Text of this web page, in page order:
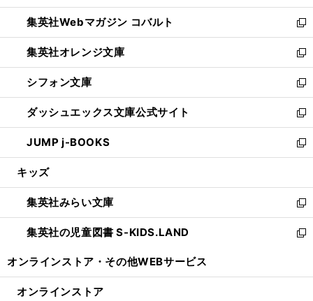
開
く
ウ
で
開
く
ン
ド
ウ
で
開
く
ウ
ィ
ン
ド
ウ
で
開
く
集英社Webマガジン コバルト
新
し
い
ウ
ィ
ン
ド
ウ
で
開
集英社オレンジ文庫
新
し
い
ウ
ィ
ン
ド
ウ
開
く
シフォン文庫
新
し
い
ウ
ィ
ン
ウ
で
開
く
ダッシュエックス文庫公式サイト
新
し
い
ウ
ン
ド
ウ
で
JUMP j-BOOKS
新
し
ウ
ィ
ン
ド
開
キッズ
集英社みらい文庫
新
し
い
ン
集英社の児童図書 S-KIDS.LAND
新
ウ
オンラインストア・ その他WEBサービス
オンラインストア